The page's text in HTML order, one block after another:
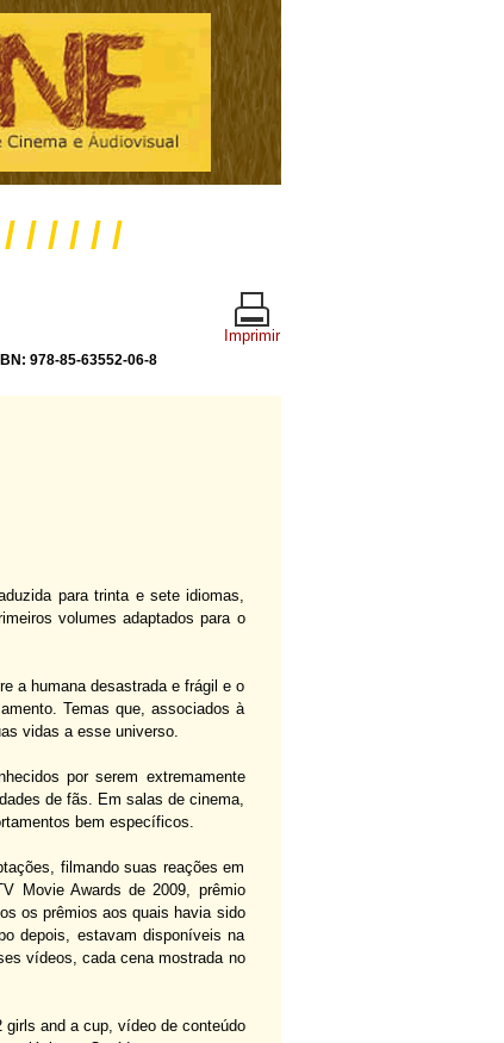
/ / / / /
Imprimir
978-85-63552-06-8
para trinta e sete idiomas,
volumes adaptados para o
a humana desastrada e frágil e o
Temas que, associados à
vidas a esse universo.
por serem extremamente
de fãs. Em salas de cinema,
bem específicos.
filmando suas reações em
Movie Awards de 2009, prêmio
os prêmios aos quais havia sido
depois, estavam disponíveis na
vídeos, cada cena mostrada no
and a cup, vídeo de conteúdo